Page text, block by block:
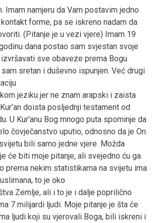
Imam namjeru da Vam postavim jedno
forme, pa se iskreno nadam da
(Pitanje je u vezi vjere) Imam 19
dana postao sam svjestan svoje
sve obaveze prema Bogu
sretan i duševno ispunjen. Već drugi
jeziku jer ne znam arapski i zaista
doista posljednji testament od
U Kur'anu Bog mnogo puta spominje da
čovječanstvo uputio, odnosno da je On
bili samo jedne vjere. Možda
će biti moje pitanje, ali svejedno ću ga
prema nekim statistikama na svijetu ima
to je oko
Zemlje, ali i to je i dalje poprilično
7 milijardi ljudi. Moje pitanje je šta će
ljudi koji su vjerovali Boga, bili iskreni i